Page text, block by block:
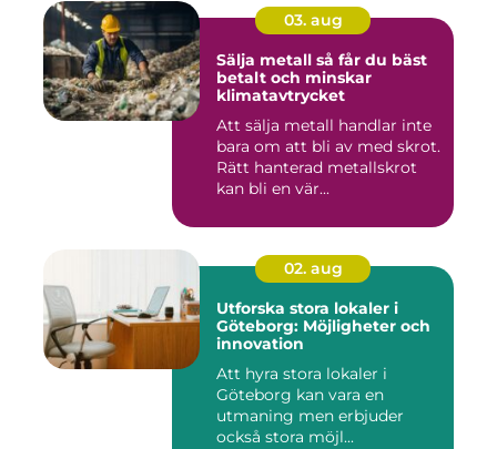
03. aug
Sälja metall så får du bäst
betalt och minskar
klimatavtrycket
Att sälja metall handlar inte
bara om att bli av med skrot.
Rätt hanterad metallskrot
kan bli en vär...
02. aug
Utforska stora lokaler i
Göteborg: Möjligheter och
innovation
Att hyra stora lokaler i
Göteborg kan vara en
utmaning men erbjuder
också stora möjl...